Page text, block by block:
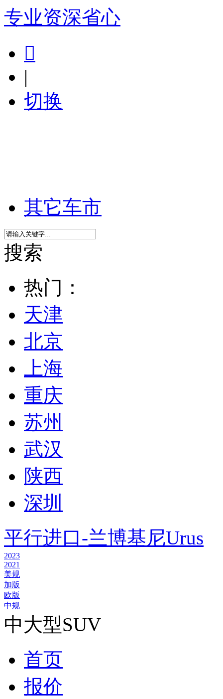
专业资深省心

|
切换
其它车市
搜索
热门：
天津
北京
上海
重庆
苏州
武汉
陕西
深圳
平行进口-兰博基尼Urus
2023
2021
美规
加版
欧版
中规
中大型SUV
首页
报价